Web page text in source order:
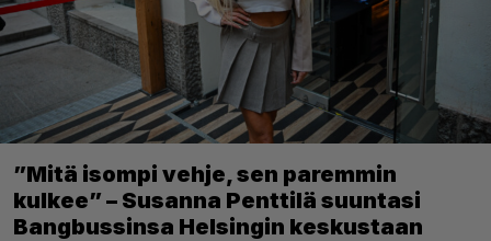
”Mitä isompi vehje, sen paremmin
kulkee” – Susanna Penttilä suuntasi
Bangbussinsa Helsingin keskustaan